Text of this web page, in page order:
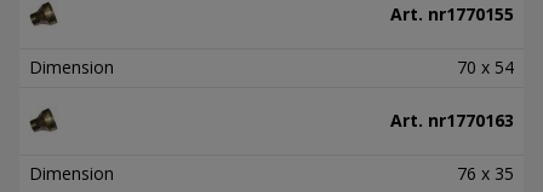
Art. nr1770155
Dimension 70 x 54
Art. nr1770163
Dimension 76 x 35